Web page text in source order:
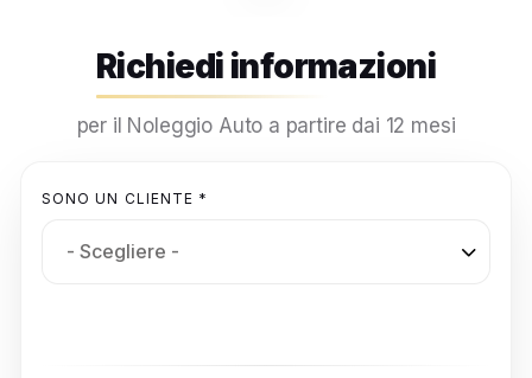
Richiedi informazioni
per il Noleggio Auto a partire dai 12 mesi
SONO UN CLIENTE *